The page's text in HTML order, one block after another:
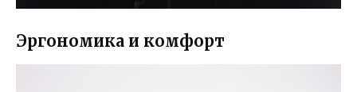
Эргономика и комфорт